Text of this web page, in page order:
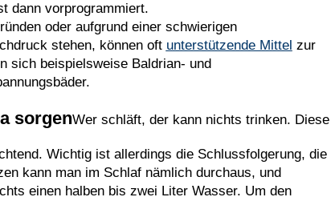
dann vorprogrammiert.
oder aufgrund einer schwierigen
stehen, können oft unterstützende Mittel zur
sich beispielsweise Baldrian- und
sorgenWer schläft, der kann nichts trinken. Diese
Wichtig ist allerdings die Schlussfolgerung, die
kann man im Schlaf nämlich durchaus, und
einen halben bis zwei Liter Wasser. Um den